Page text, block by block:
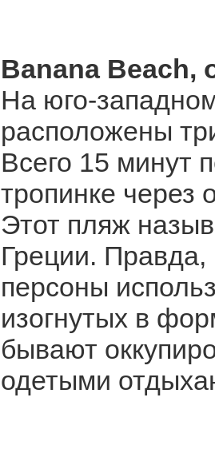
Banana Beach,
На юго-
расположены
Всего 15 минут
тропинке через
Этот пляж
Греции.
персоны
изогнутых в
бывают
одетыми